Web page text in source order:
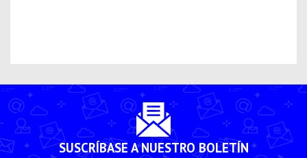
SUSCRÍBASE A NUESTRO BOLETÍN